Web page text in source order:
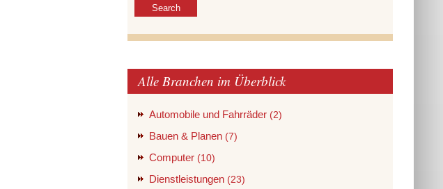
Alle Branchen im Überblick
Automobile und Fahrräder (2)
Bauen & Planen (7)
Computer (10)
Dienstleistungen (23)